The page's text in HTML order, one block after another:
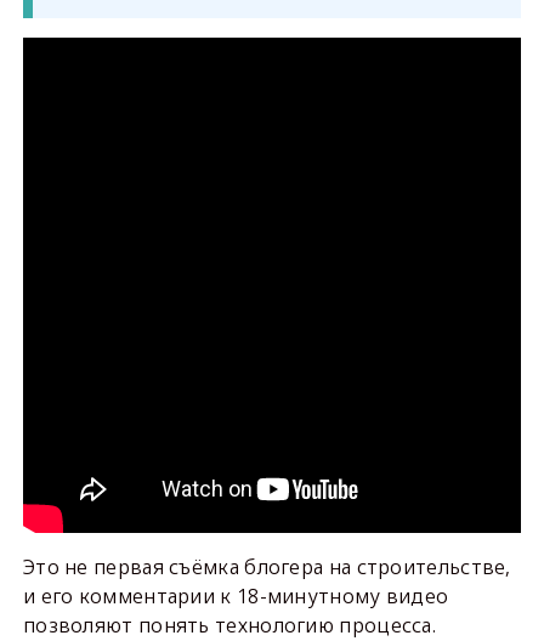
Это не первая съёмка блогера на строительстве,
и его комментарии к 18-минутному видео
позволяют понять технологию процесса.